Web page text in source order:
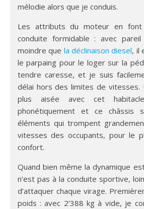
mélodie alors que je conduis.
Les attributs du moteur en
conduite formidable : avec
moindre que la déclinaison diesel, il
le parpaing pour le loger sur la
tendre caresse, et je suis
délai hors des limites de vitesses.
plus aisée avec cet
phonétiquement et ce châssis
éléments qui trompent
vitesses des occupants, pour le
confort.
Quand bien même la dynamique
n’est pas à la conduite sportive,
d’attaquer chaque virage.
poids : avec 2’388 kg à vide, je